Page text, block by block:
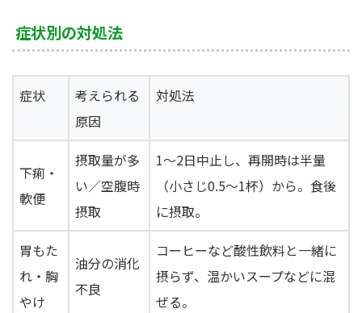
症状別の対処法
症状
考えられる
原因
対処法
下痢・
軟便
摂取量が多
い／空腹時
摂取
1〜2日中止し、再開時は半量
（小さじ0.5〜1杯）から。食後
に摂取。
胃もた
れ・胸
やけ
油分の消化
不良
コーヒーなど酸性飲料と一緒に
摂らず、温かいスープなどに混
ぜる。